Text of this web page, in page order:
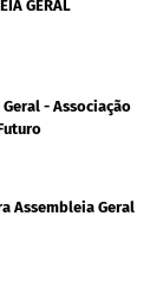
GERAL
- Associação
Assembleia Geral